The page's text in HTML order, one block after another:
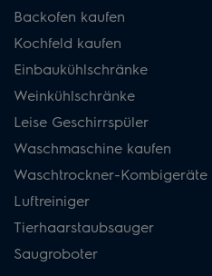
Backofen kaufen
Kochfeld kaufen
Einbaukühlschränke
Weinkühlschränke
Leise Geschirrspüler
Waschmaschine kaufen
Waschtrockner-Kombigeräte
Luftreiniger
Tierhaarstaubsauger
Saugroboter